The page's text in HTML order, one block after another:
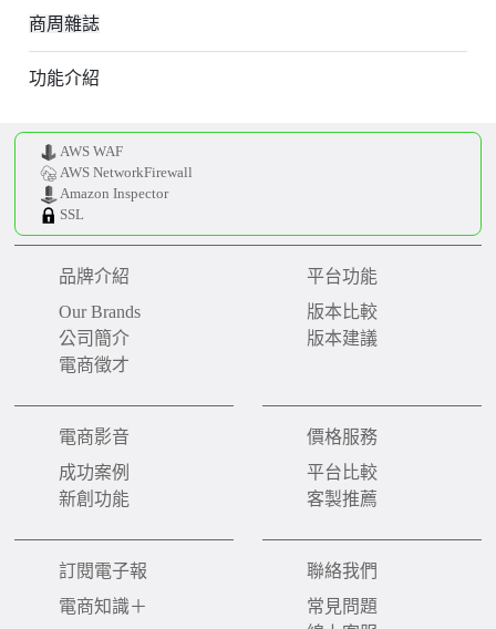
商周雜誌
功能介紹
AWS WAF
AWS NetworkFirewall
Amazon Inspector
SSL
品牌介紹
Our Brands
公司簡介
電商徵才
平台功能
版本比較
版本建議
電商影音
成功案例
新創功能
價格服務
平台比較
客製推薦
訂閱電子報
電商知識＋
聯絡我們
常見問題